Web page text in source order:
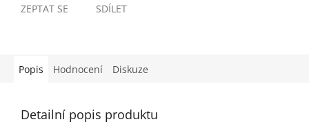
ZEPTAT SE SDÍLET
Popis Hodnocení Diskuze
Detailní popis produktu